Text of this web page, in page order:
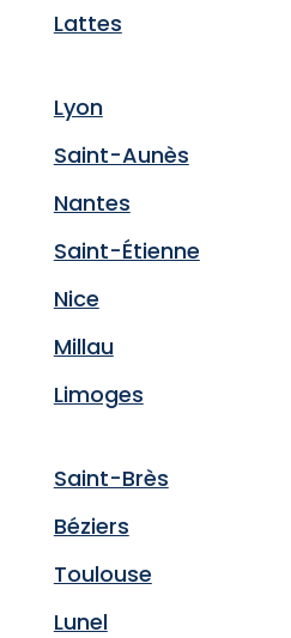
Lattes
Lyon
Saint-Aunès
Nantes
Saint-Étienne
Nice
Millau
Limoges
Saint-Brès
Béziers
Toulouse
Lunel